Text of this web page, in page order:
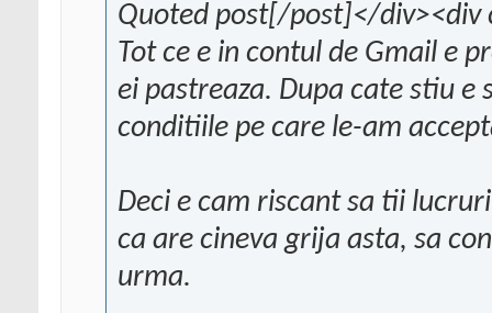
Quoted post[/post]</div><div
Tot ce e in contul de Gmail e
ei pastreaza. Dupa cate stiu
conditiile pe care le-am
Deci e cam riscant sa tii
ca are cineva grija asta, sa
urma.